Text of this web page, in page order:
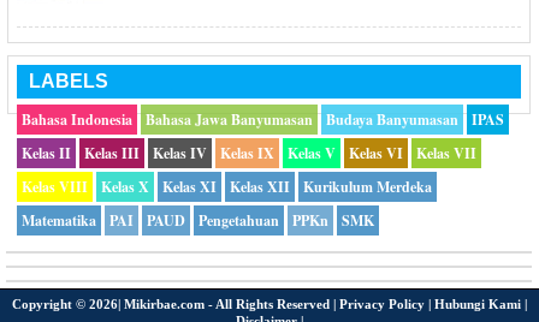
LABELS
Bahasa Indonesia
Bahasa Jawa Banyumasan Budaya Banyumasan
IPAS
Kelas II
Kelas III Kelas IV Kelas IX Kelas V Kelas VI
Kelas VII
Kelas VIII
Kelas X Kelas XI Kelas XII
Kurikulum Merdeka
Matematika
PAI PAUD Pengetahuan PPKn SMK
Copyright © 2026| Mikirbae.com - All Rights Reserved | Privacy Policy | Hubungi Kami |